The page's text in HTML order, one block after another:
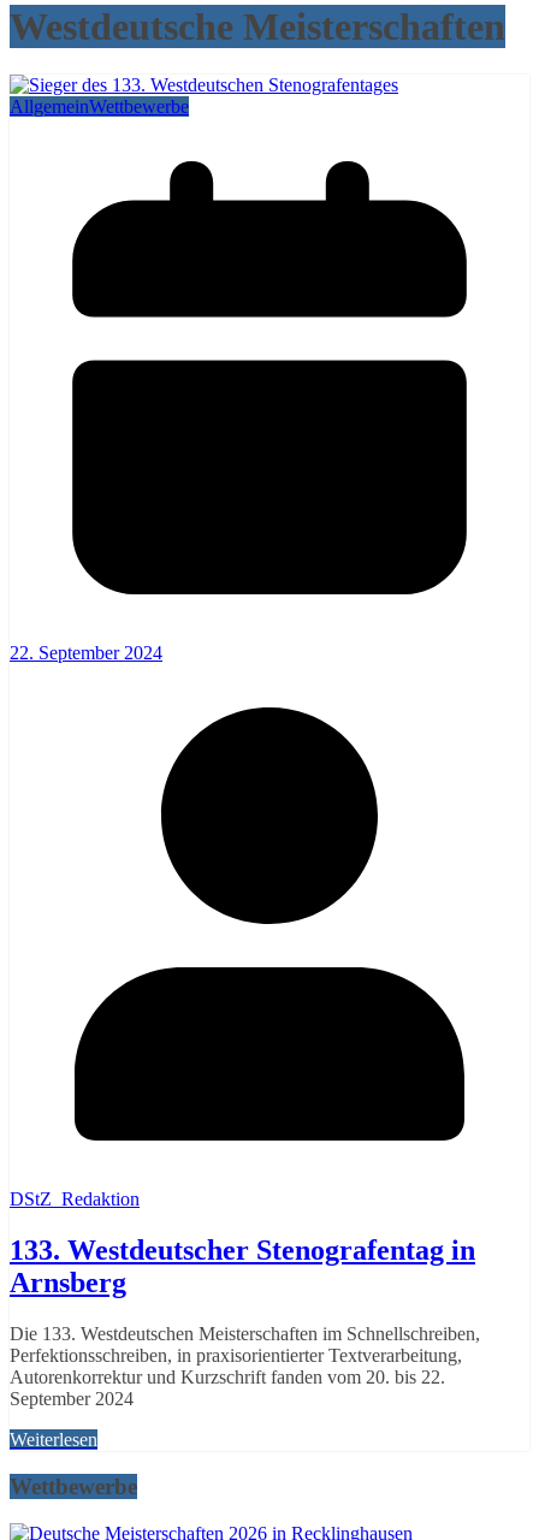
Westdeutsche Meisterschaften
AllgemeinWettbewerbe
22. September 2024
DStZ_Redaktion
133. Westdeutscher Stenografentag in
Arnsberg
Die 133. Westdeutschen Meisterschaften im Schnellschreiben,
Perfektionsschreiben, in praxisorientierter Textverarbeitung,
Autorenkorrektur und Kurzschrift fanden vom 20. bis 22.
September 2024
Weiterlesen
Wettbewerbe